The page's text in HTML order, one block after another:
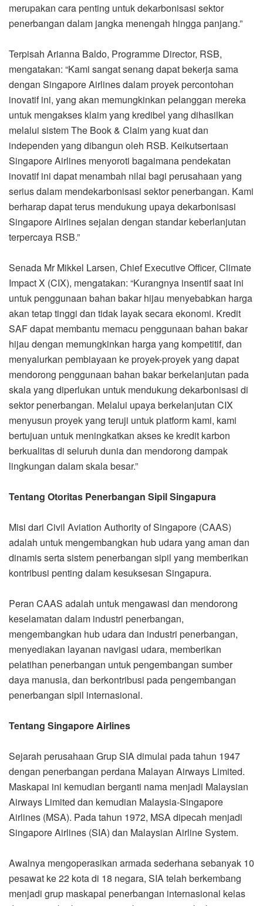
merupakan cara penting untuk dekarbonisasi sektor
penerbangan dalam jangka menengah hingga panjang.”
Terpisah Arianna Baldo, Programme Director, RSB,
mengatakan: “Kami sangat senang dapat bekerja sama
dengan Singapore Airlines dalam proyek percontohan
inovatif ini, yang akan memungkinkan pelanggan mereka
untuk mengakses klaim yang kredibel yang dihasilkan
melalui sistem The Book & Claim yang kuat dan
independen yang dibangun oleh RSB. Keikutsertaan
Singapore Airlines menyoroti bagaimana pendekatan
inovatif ini dapat menambah nilai bagi perusahaan yang
serius dalam mendekarbonisasi sektor penerbangan. Kami
berharap dapat terus mendukung upaya dekarbonisasi
Singapore Airlines sejalan dengan standar keberlanjutan
terpercaya RSB.”
Senada Mr Mikkel Larsen, Chief Executive Officer, Climate
Impact X (CIX), mengatakan: “Kurangnya insentif saat ini
untuk penggunaan bahan bakar hijau menyebabkan harga
akan tetap tinggi dan tidak layak secara ekonomi. Kredit
SAF dapat membantu memacu penggunaan bahan bakar
hijau dengan memungkinkan harga yang kompetitif, dan
menyalurkan pembiayaan ke proyek-proyek yang dapat
mendorong penggunaan bahan bakar berkelanjutan pada
skala yang diperlukan untuk mendukung dekarbonisasi di
sektor penerbangan. Melalui upaya berkelanjutan CIX
menyusun proyek yang teruji untuk platform kami, kami
bertujuan untuk meningkatkan akses ke kredit karbon
berkualitas di seluruh dunia dan mendorong dampak
lingkungan dalam skala besar.”
Tentang Otoritas Penerbangan Sipil Singapura
Misi dari Civil Aviation Authority of Singapore (CAAS)
adalah untuk mengembangkan hub udara yang aman dan
dinamis serta sistem penerbangan sipil yang memberikan
kontribusi penting dalam kesuksesan Singapura.
Peran CAAS adalah untuk mengawasi dan mendorong
keselamatan dalam industri penerbangan,
mengembangkan hub udara dan industri penerbangan,
menyediakan layanan navigasi udara, memberikan
pelatihan penerbangan untuk pengembangan sumber
daya manusia, dan berkontribusi pada pengembangan
penerbangan sipil internasional.
Tentang Singapore Airlines
Sejarah perusahaan Grup SIA dimulai pada tahun 1947
dengan penerbangan perdana Malayan Airways Limited.
Maskapai ini kemudian berganti nama menjadi Malaysian
Airways Limited dan kemudian Malaysia-Singapore
Airlines (MSA). Pada tahun 1972, MSA dipecah menjadi
Singapore Airlines (SIA) dan Malaysian Airline System.
Awalnya mengoperasikan armada sederhana sebanyak 10
pesawat ke 22 kota di 18 negara, SIA telah berkembang
menjadi grup maskapai penerbangan internasional kelas